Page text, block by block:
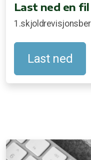
Last ned en fil
Last ned